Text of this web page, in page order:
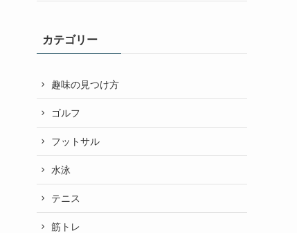
カテゴリー
趣味の見つけ方
ゴルフ
フットサル
水泳
テニス
筋トレ